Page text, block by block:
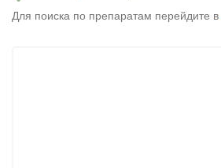
Для поиска по препаратам перейдите в